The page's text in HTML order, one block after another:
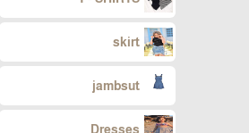
skirt
jambsut
Dresses